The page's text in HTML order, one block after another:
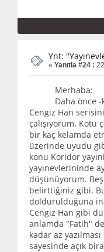
Ynt:
« Yanıtla #24 :
Merhaba:
Daha önce -ki
Cengiz Han
çalışıyorum. Kötü
bir kaç kelamda
üzerinde uyudu
konu Koridor
yayınevlerininde
düşünüyorum.
belirttiğiniz gibi.
doldurulduğuna
Cengiz Han gibi
anlamda "Fatih"
kadar az
sayesinde açık